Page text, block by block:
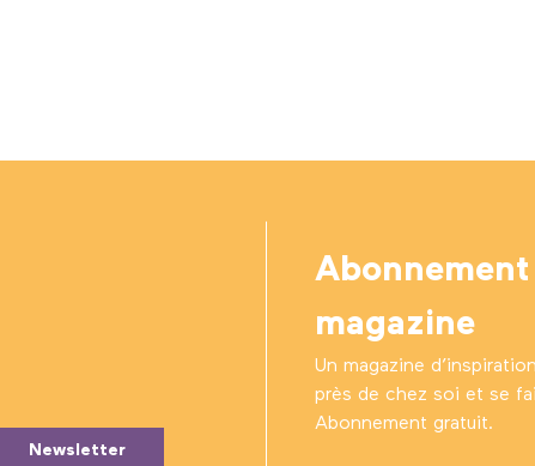
Newsletter
Abonnement
magazine
Un magazine
près de chez soi et se
Abonnement gratuit.